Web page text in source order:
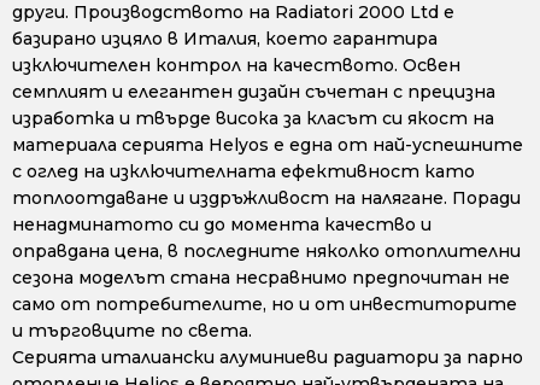
други. Производството на Radiatori 2000 Ltd е
базирано изцяло в Италия, което гарантира
изключителен контрол на качеството. Освен
семплият и елегантен дизайн съчетан с прецизна
изработка и твърде висока за класът си якост на
материала серията Helyos е една от най-успешните
с оглед на изключителната ефективност като
топлоотдаване и издръжливост на налягане. Поради
ненадминатото си до момента качество и
оправдана цена, в последните няколко отоплителни
сезона моделът стана несравнимо предпочитан не
само от потребителите, но и от инвеститорите
и търговците по света.
Серията италиански алуминиеви радиатори за парно